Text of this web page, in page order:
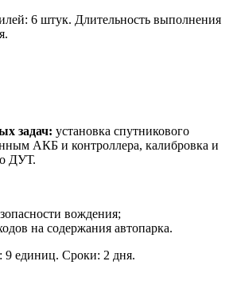
6 штук. Длительность выполнения
задач: установка спутникового
АКБ и контроллера, калибровка и
ДУТ.
вождения;
на содержания автопарка.
9 единиц. Сроки: 2 дня.